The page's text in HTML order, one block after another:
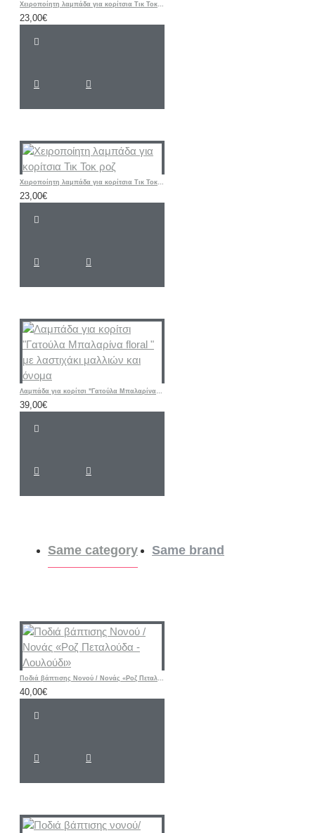
Χειροποίητη λαμπάδα για κορίτσια Τικ Τοκ μωβ
23,00€
Χειροποίητη λαμπάδα για κορίτσια Τικ Τοκ ροζ
23,00€
Λαμπάδα για κορίτσι "Γατούλα Μπαλαρίνα floral " με λαστιχάκι μαλλιών και όνομα
39,00€
Same category Same brand
Ποδιά βάπτισης Νονού / Νονάς «Ροζ Πεταλούδα - Λουλούδι»
40,00€